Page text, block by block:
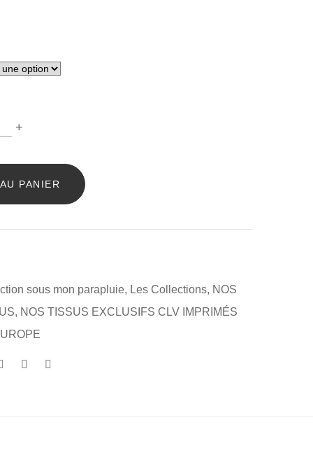
+
PANIER
sous mon parapluie, Les Collections, NOS
, NOS TISSUS EXCLUSIFS CLV IMPRIMÉS